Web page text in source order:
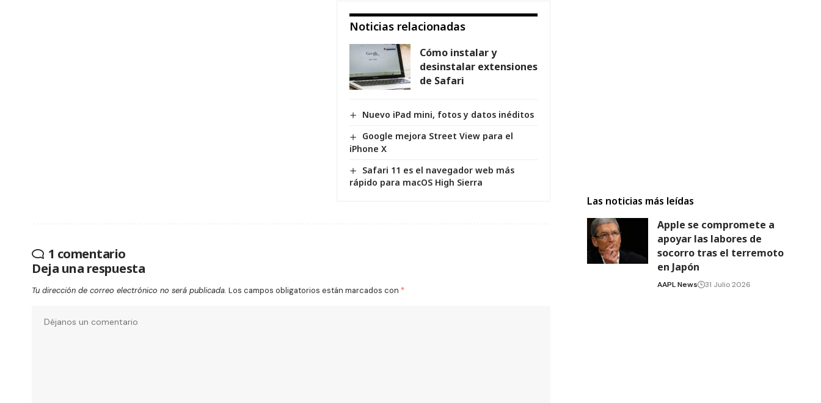
Noticias relacionadas
Cómo instalar y
desinstalar extensiones
de Safari
Nuevo iPad mini, fotos y datos inéditos
Google mejora Street View para el
iPhone X
Safari 11 es el navegador web más
rápido para macOS High Sierra
1 comentario
Deja una respuesta
Tu dirección de correo electrónico no será publicada. Los campos obligatorios están marcados con *
Las noticias más leídas
Apple se compromete a
apoyar las labores de
socorro tras el terremoto
en Japón
AAPL News 31 Julio 2026